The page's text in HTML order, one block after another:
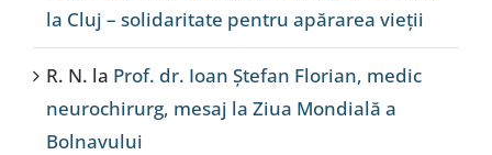
la Cluj – solidaritate pentru apărarea vieții
R. N. la Prof. dr. Ioan Ștefan Florian, medic
neurochirurg, mesaj la Ziua Mondială a
Bolnavului